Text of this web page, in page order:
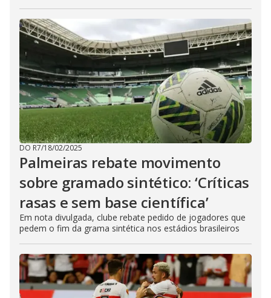
DO R7/18/02/2025
Palmeiras rebate movimento
sobre gramado sintético: ‘Críticas
rasas e sem base científica’
Em nota divulgada, clube rebate pedido de jogadores que
pedem o fim da grama sintética nos estádios brasileiros